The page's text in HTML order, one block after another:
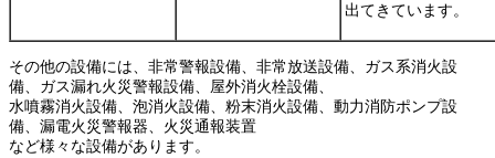
出てきています。
その他の設備には、非常警報設備、非常放送設備、ガス系消火設
備、ガス漏れ火災警報設備、屋外消火栓設備、
水噴霧消火設備、泡消火設備、粉末消火設備、動力消防ポンプ設
備、漏電火災警報器、火災通報装置
など様々な設備があります。